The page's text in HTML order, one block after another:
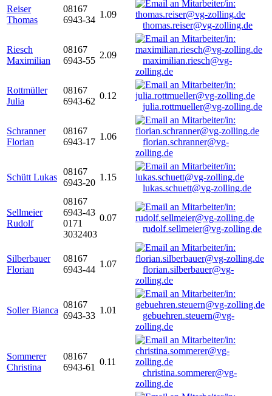
Reiser
Thomas
08167
6943-34
1.09
thomas.reiser@vg-zolling.de
Riesch
Maximilian
08167
6943-55
2.09
maximilian.riesch@vg-
zolling.de
Rottmüller
Julia
08167
6943-62
0.12
julia.rottmueller@vg-zolling.de
Schranner
Florian
08167
6943-17
1.06
florian.schranner@vg-
zolling.de
Schütt Lukas
08167
6943-20
1.15
lukas.schuett@vg-zolling.de
Sellmeier
Rudolf
08167
6943-43
0171
3032403
0.07
rudolf.sellmeier@vg-zolling.de
Silberbauer
Florian
08167
6943-44
1.07
florian.silberbauer@vg-
zolling.de
Soller Bianca
08167
6943-33
1.01
gebuehren.steuern@vg-
zolling.de
Sommerer
Christina
08167
6943-61
0.11
christina.sommerer@vg-
zolling.de